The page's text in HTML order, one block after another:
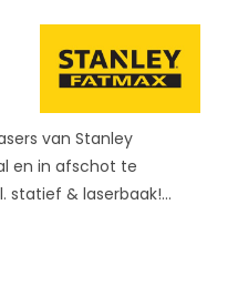
van Stanley
en in afschot te
statief & laserbaak!...